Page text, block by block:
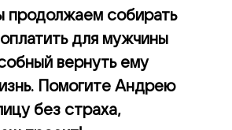
продолжаем собирать
для мужчины
вернуть ему
Помогите Андрею
без страха,